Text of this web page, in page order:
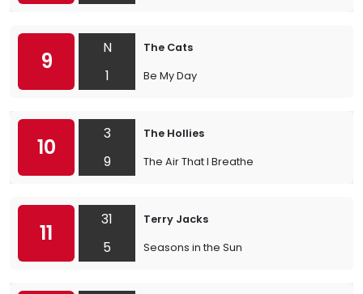
9
N
1
The Cats
Be My Day
10
3
9
The Hollies
The Air That I Breathe
11
31
5
Terry Jacks
Seasons in the Sun